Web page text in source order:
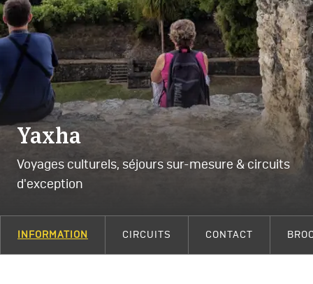
Yaxha
Voyages culturels, séjours sur-mesure & circuits
d'exception
INFORMATION CIRCUITS CONTACT